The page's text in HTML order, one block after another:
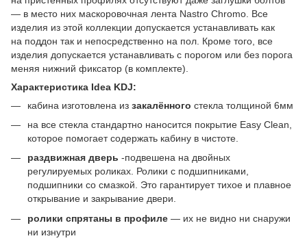
— в место них маскоровочная лента Nastro Chromo. Все
изделия из этой коллекции допускается устанавливать как
на поддон так и непосредственно на пол. Кроме того, все
изделия допускается устанавливать с порогом или без порога
меняя нижний фиксатор (в комплекте).
Характеристика Idea KDJ:
кабина изготовлена из закалённого стекла толщиной 6мм
на все стекла стандартно наносится покрытие Easy Clean,
которое помогает содержать кабину в чистоте.
раздвижная дверь -подвешена на двойных
регулируемых роликах. Ролики с подшипниками,
подшипники со смазкой. Это гарантирует тихое и плавное
открывание и закрывание двери.
ролики спрятаны в профиле — их не видно ни снаружи
ни изнутри